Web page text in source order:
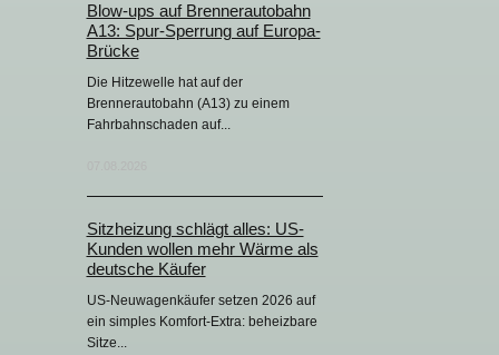
Blow-ups auf Brennerautobahn
A13: Spur-Sperrung auf Europa-
Brücke
Die Hitzewelle hat auf der
Brennerautobahn (A13) zu einem
Fahrbahnschaden auf...
Sitzheizung schlägt alles: US-
Kunden wollen mehr Wärme als
deutsche Käufer
US-Neuwagenkäufer setzen 2026 auf
ein simples Komfort-Extra: beheizbare
Sitze...